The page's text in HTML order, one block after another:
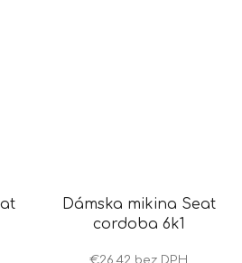
Dámska mikina Seat
cordoba 6k1
€26,42 bez DPH